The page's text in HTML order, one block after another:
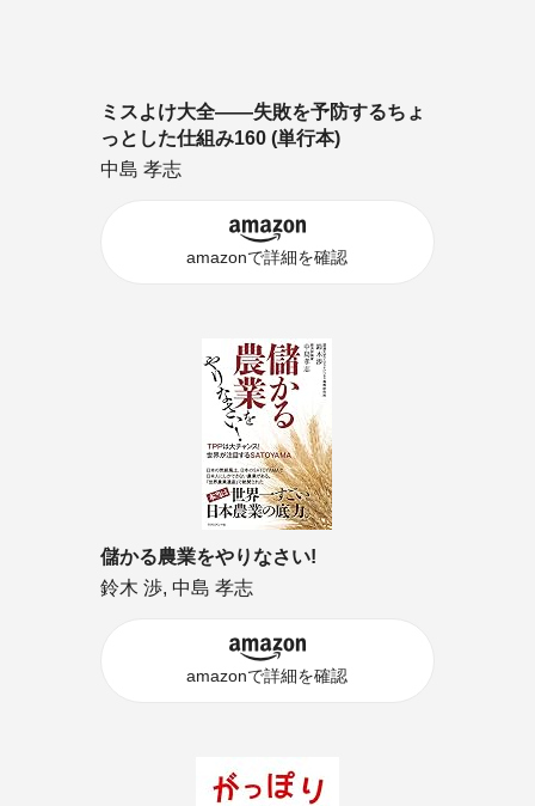
ミスよけ大全――失敗を予防するちょ
っとした仕組み160 (単行本)
中島 孝志
amazonで詳細を確認
儲かる農業をやりなさい!
鈴木 渉, 中島 孝志
amazonで詳細を確認